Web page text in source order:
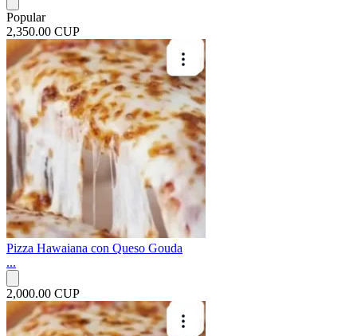
Popular
2,350.00 CUP
Pizza Hawaiana con Queso Gouda
...
2,000.00 CUP